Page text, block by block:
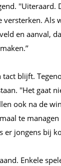
''Uiteraard.
versterken. Als
en aanval,
blijft.
''Het gaat
ook na de
te
jongens bij
Enkele